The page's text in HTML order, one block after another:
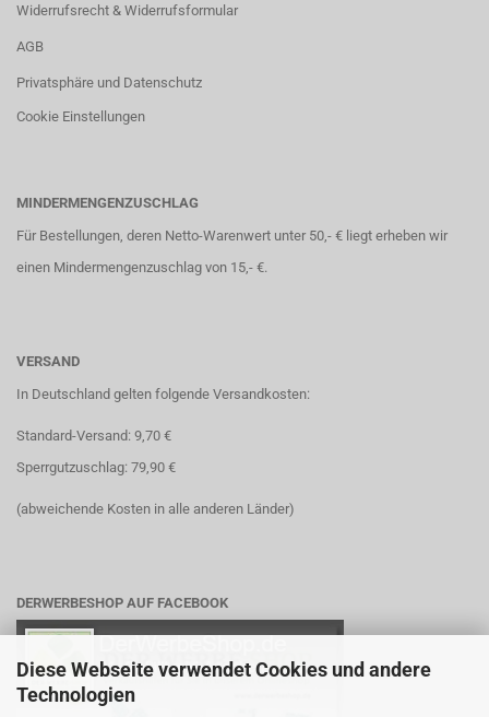
Diese Webseite verwendet Cookies und andere
Technologien
Widerrufsrecht & Widerrufsformular
AGB
Privatsphäre und Datenschutz
Cookie Einstellungen
MINDERMENGENZUSCHLAG
Für Bestellungen, deren Netto-Warenwert unter 50,- € liegt erheben wir
einen Mindermengenzuschlag von 15,- €.
VERSAND
In Deutschland gelten folgende Versandkosten:
Standard-Versand: 9,70 €
Sperrgutzuschlag: 79,90 €
(abweichende Kosten in alle anderen Länder)
DERWERBESHOP AUF FACEBOOK